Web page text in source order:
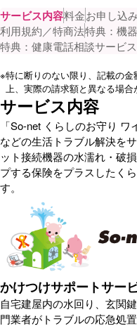
サービス内容料金お申し込
利用規約／特商法特典：機
特典：健康電話相談サービス
※特に断りのない限り、記載の
上、実際の請求額と異なる場合
サービス内容
「So-net くらしのお守り
などの生活トラブル解決を
ット接続機器の水濡れ・破
プする保険をプラスしたく
す。
かけつけサポートサー
自宅建屋内の水回り、玄関
門業者がトラブルの応急処置